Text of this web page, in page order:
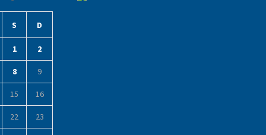
S D
1 2
8 9
15 16
22 23